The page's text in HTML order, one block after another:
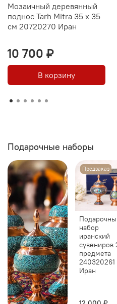
Мозаичный деревянный
поднос Tarh Mitra 35 х 35
см 20720270 Иран
10 700 ₽
В корзину
Подарочные наборы
Предзаказ
набор
иранский
сувениров
предмета
240320261
Иран